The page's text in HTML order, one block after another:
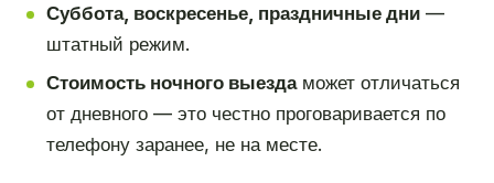
Суббота, воскресенье, праздничные дни—
штатный режим.
Стоимость ночного выездаможет отличаться
от дневного — это честно проговаривается по
телефону заранее, не на месте.